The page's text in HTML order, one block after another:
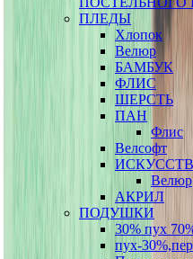
ПЛЕДЫ
Хлопок
Велюр
БАМБУК
ФЛИС
ШЕРСТЬ
ПАН
Флис
Велсофт
Велюр
АКРИЛ
ПОДУШКИ
30% пух
пух-